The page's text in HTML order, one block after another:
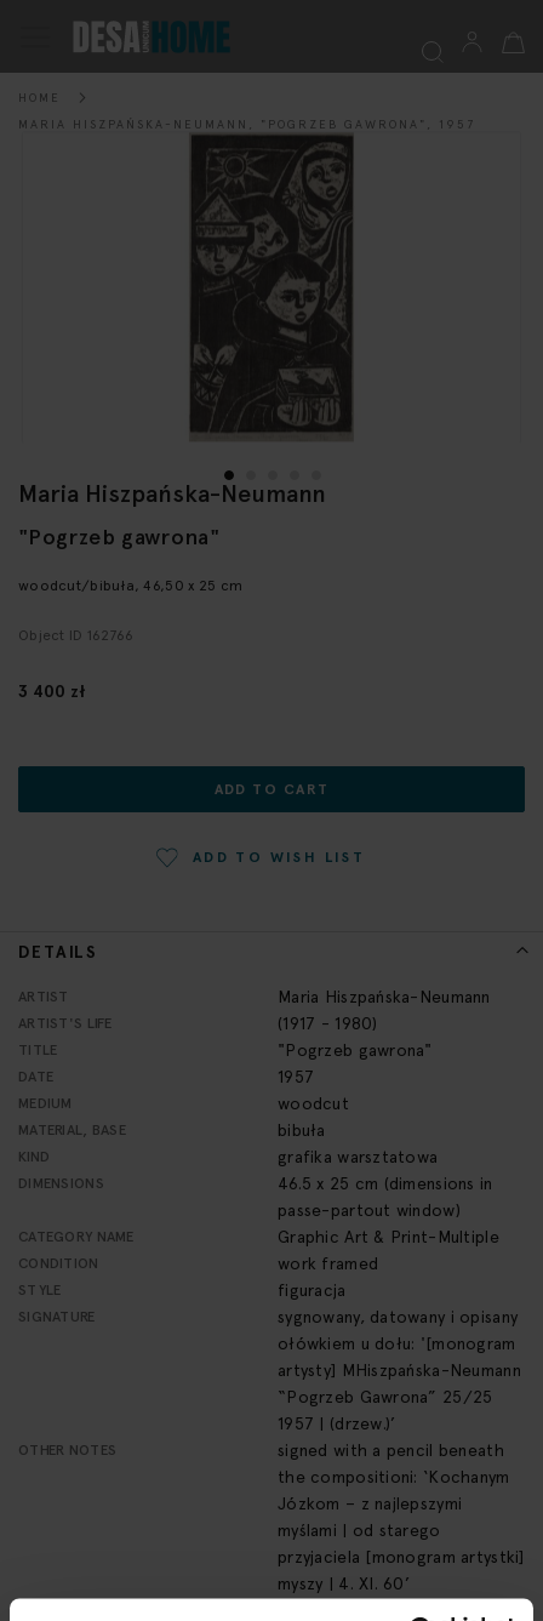
My
HOME
MARIA HISZPAŃSKA-NEUMANN, "POGRZEB GAWRONA", 1957
Skip
Skip
beginning
the
gallery
DETAILS
More
Information
ARTIST Maria Hiszpańska-Neumann
ARTIST'S LIFE (1917 - 1980)
TITLE "Pogrzeb gawrona"
DATE 1957
MEDIUM woodcut
MATERIAL, BASE bibuła
KIND grafika warsztatowa
DIMENSIONS
46.5 x 25 cm (dimensions in
passe-partout window)
CATEGORY NAME Graphic Art & Print-Multiple
CONDITION work framed
STYLE figuracja
SIGNATURE
sygnowany, datowany i opisany
ołówkiem u dołu: '[monogram
artysty] MHiszpańska-Neumann
“Pogrzeb Gawrona” 25/25
1957 | (drzew.)’
OTHER NOTES
signed with a pencil beneath
the compositioni: ‘Kochanym
Józkom – z najlepszymi
myślami | od starego
przyjaciela [monogram artystki]
myszy | 4. XI. 60’
Maria Hiszpańska-Neumann
woodcut/bibuła, 46,50 x 25 cm
"Pogrzeb gawrona"
Object ID 162766
3 400 zł
ADD TO CART
ADD TO WISH LIST